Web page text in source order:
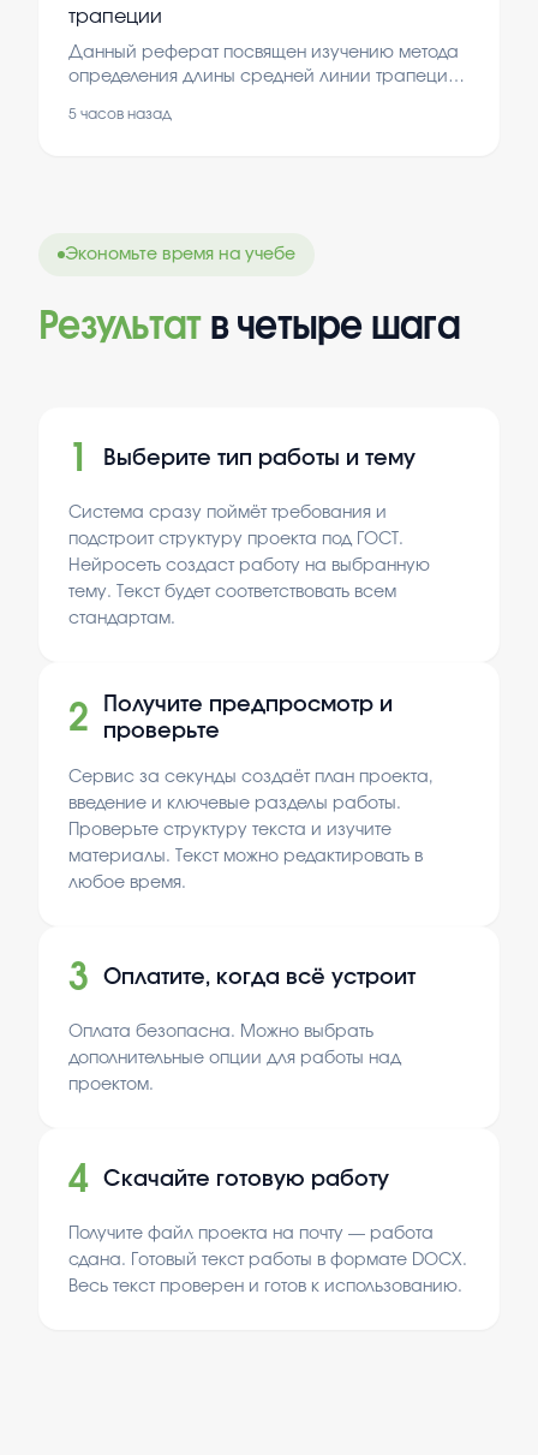
природные ресурсы влияют на развитие
трапеции
Данный реферат посвящен изучению метода
определения длины средней линии трапеции,
работе рассматриваются основные свойства
подчеркивается значение точных расчетов для
5 часов назад
Экономьте время на учебе
Результат в четыре шага
1 Выберите тип работы и тему
Система сразу поймёт требования и
подстроит структуру проекта под ГОСТ.
Нейросеть создаст работу на выбранную
тему. Текст будет соответствовать всем
стандартам.
2
Получите предпросмотр и
проверьте
Сервис за секунды создаёт план проекта,
введение и ключевые разделы работы.
Проверьте структуру текста и изучите
материалы. Текст можно редактировать в
любое время.
3 Оплатите, когда всё устроит
Оплата безопасна. Можно выбрать
дополнительные опции для работы над
проектом.
4 Скачайте готовую работу
Получите файл проекта на почту — работа
сдана. Готовый текст работы в формате DOCX.
Весь текст проверен и готов к использованию.